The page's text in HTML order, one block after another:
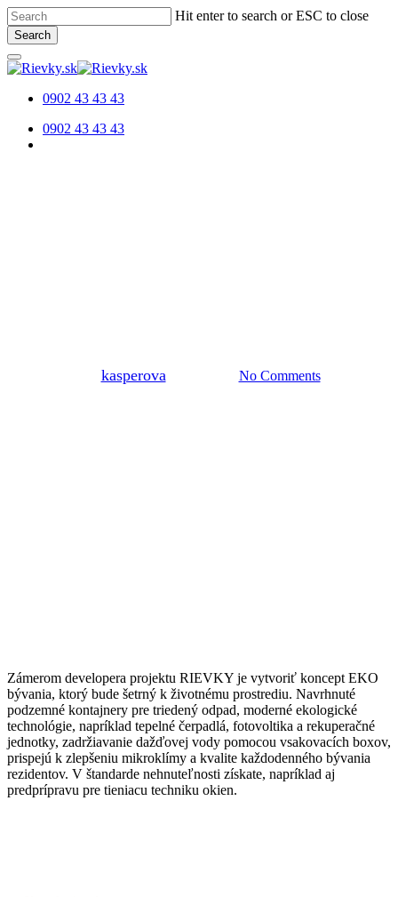
Skip
to
main
content
Hit enter to search or ESC to close
Search
Close
Search
0902 43 43 43
Menu
0902 43 43 43
kasperova No Comments
Zámerom developera projektu RIEVKY je vytvoriť koncept EKO
bývania, ktorý bude šetrný k životnému prostrediu. Navrhnuté
podzemné kontajnery pre triedený odpad, moderné ekologické
technológie, napríklad tepelné čerpadlá, fotovoltika a rekuperačné
jednotky, zadržiavanie dažďovej vody pomocou vsakovacích boxov,
prispejú k zlepšeniu mikroklímy a kvalite každodenného bývania
rezidentov. V štandarde nehnuteľnosti získate, napríklad aj
predprípravu pre tieniacu techniku okien.